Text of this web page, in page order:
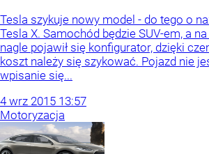
Tesla szykuje nowy model - do tego o
Tesla X. Samochód będzie SUV-em, a
nagle pojawił się konfigurator, dzięki
koszt należy się szykować. Pojazd nie
wpisanie się...
4 wrz 2015 13:57
Motoryzacja